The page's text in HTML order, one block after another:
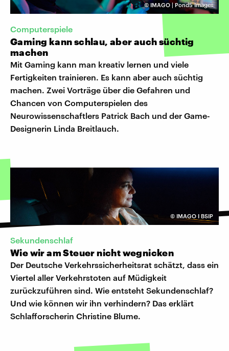
© IMAGO | Pond5 Images
Computerspiele
Gaming kann schlau, aber auch süchtig
machen
Mit Gaming kann man kreativ lernen und viele
Fertigkeiten trainieren. Es kann aber auch süchtig
machen. Zwei Vorträge über die Gefahren und
Chancen von Computerspielen des
Neurowissenschaftlers Patrick Bach und der Game-
Designerin Linda Breitlauch.
© IMAGO I BSIP
Sekundenschlaf
Wie wir am Steuer nicht wegnicken
Der Deutsche Verkehrssicherheitsrat schätzt, dass ein
Viertel aller Verkehrstoten auf Müdigkeit
zurückzuführen sind. Wie entsteht Sekundenschlaf?
Und wie können wir ihn verhindern? Das erklärt
Schlafforscherin Christine Blume.